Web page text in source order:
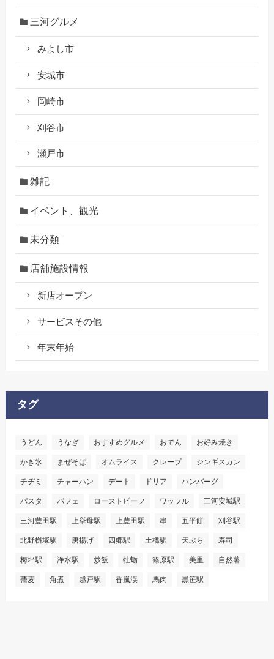
三河グルメ
みよし市
安城市
岡崎市
刈谷市
瀬戸市
雑記
イベント、観光
未分類
店舗施設情報
新店オープン
サービスその他
年末年始
タグ
うどん うなぎ おすすめグルメ おでん お好み焼き
かき氷 まぜそば オムライス クレープ ジンギスカン
チヂミ チャーハン デート ドリア ハンバーグ
パスタ パフェ ローストビーフ ワッフル 三河安城駅
三河豊田駅 上挙母駅 上豊田駅 串 五平餅 刈谷駅
北野桝塚駅 唐揚げ 四郷駅 土橋駅 天ぷら 寿司
梅坪駅 浄水駅 炒飯 牡蛎 篠原駅 美里 自然薯
蕎麦 角煮 越戸駅 香嵐渓 馬肉 黒笹駅